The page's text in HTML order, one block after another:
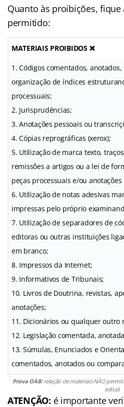
Quanto às proibições,
permitido:
MATERIAIS PROIBIDOS ❌
1. Códigos comentados,
organização de índices
processuais;
2. Jurisprudências;
3. Anotações pessoais ou
4. Cópias reprográficas (xerox);
5. Utilização de marca texto,
remissões a artigos ou a lei de
peças processuais e/ou anotações
6. Utilização de notas adesivas
impressas pelo próprio
7. Utilização de separadores de
editoras ou outras instituições
em branco;
8. Impressos da Internet;
9. Informativos de Tribunais;
10. Livros de Doutrina, revistas,
anotações;
11. Dicionários ou qualquer outro
12. Legislação comentada,
13. Súmulas, Enunciados e
comentados, anotados ou
Prova OAB:relação de materiais NÃO
edital)
ATENÇÃO: é importante